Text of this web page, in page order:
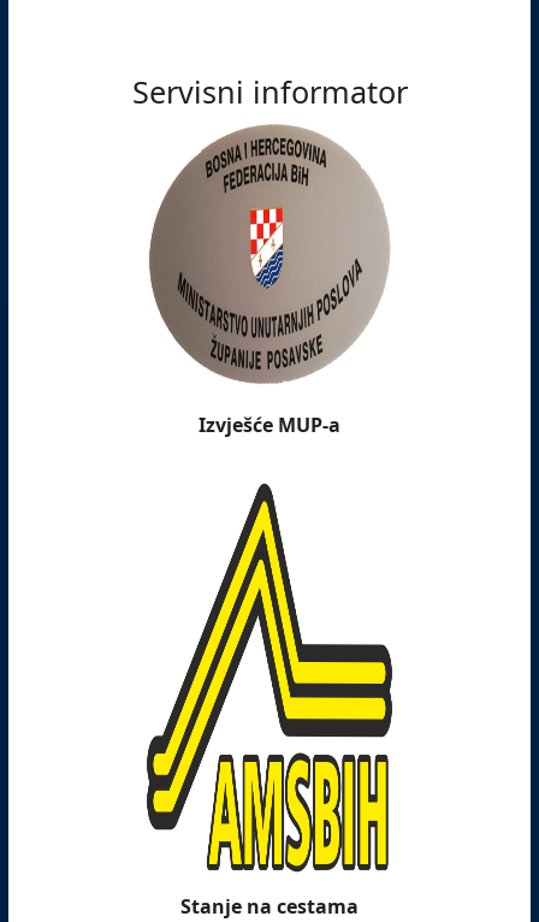
Servisni informator
Izvješće MUP-a
Stanje na cestama